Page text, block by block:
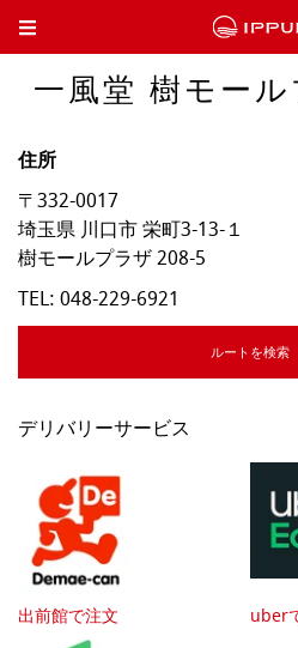
Toggle Header Menu
一風堂 樹モー
住所
〒332-0017
埼玉県 川口市栄町3-13-１
樹モールプラザ 208-5
TEL: 048-229-6921
ルートを検索
デリバリーサービス
出前館で注文 uber